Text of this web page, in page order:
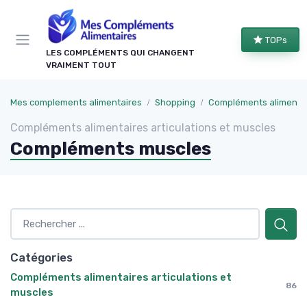
LES COMPLÉMENTS QUI CHANGENT
VRAIMENT TOUT
TOPs
Mes complements alimentaires Shopping Compléments
Compléments alimentaires articulations et muscles
Compléments muscles
Catégories
Compléments alimentaires articulations et
muscles
86
Panneau de gestion des cookies